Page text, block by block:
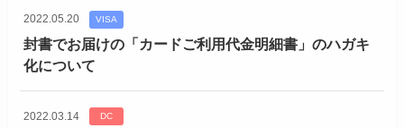
2022.05.20 VISA
封書でお届けの「カードご利用代金明細書」のハガキ
化について
2022.03.14 DC